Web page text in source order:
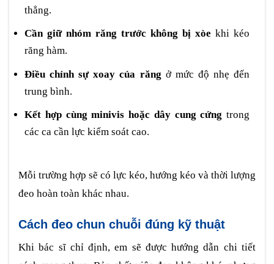
thẳng.
Cần giữ nhóm răng trước không bị xòe khi kéo
răng hàm.
Điều chỉnh sự xoay của răng ở mức độ nhẹ đến
trung bình.
Kết hợp cùng minivis hoặc dây cung cứng trong
các ca cần lực kiểm soát cao.
Mỗi trường hợp sẽ có lực kéo, hướng kéo và thời lượng
đeo hoàn toàn khác nhau.
Cách đeo chun chuỗi đúng kỹ thuật
Khi bác sĩ chỉ định, em sẽ được hướng dẫn chi tiết